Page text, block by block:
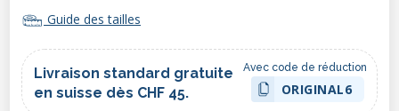
Guide des tailles
Livraison standard gratuite
en suisse dès CHF 45.
Avec code de réduction
ORIGINAL6